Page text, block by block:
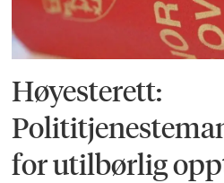
Høyesterett:
for utilbørlig